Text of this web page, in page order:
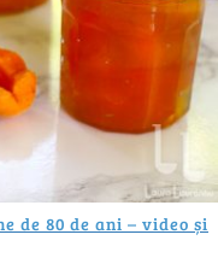
de 80 de ani – video și